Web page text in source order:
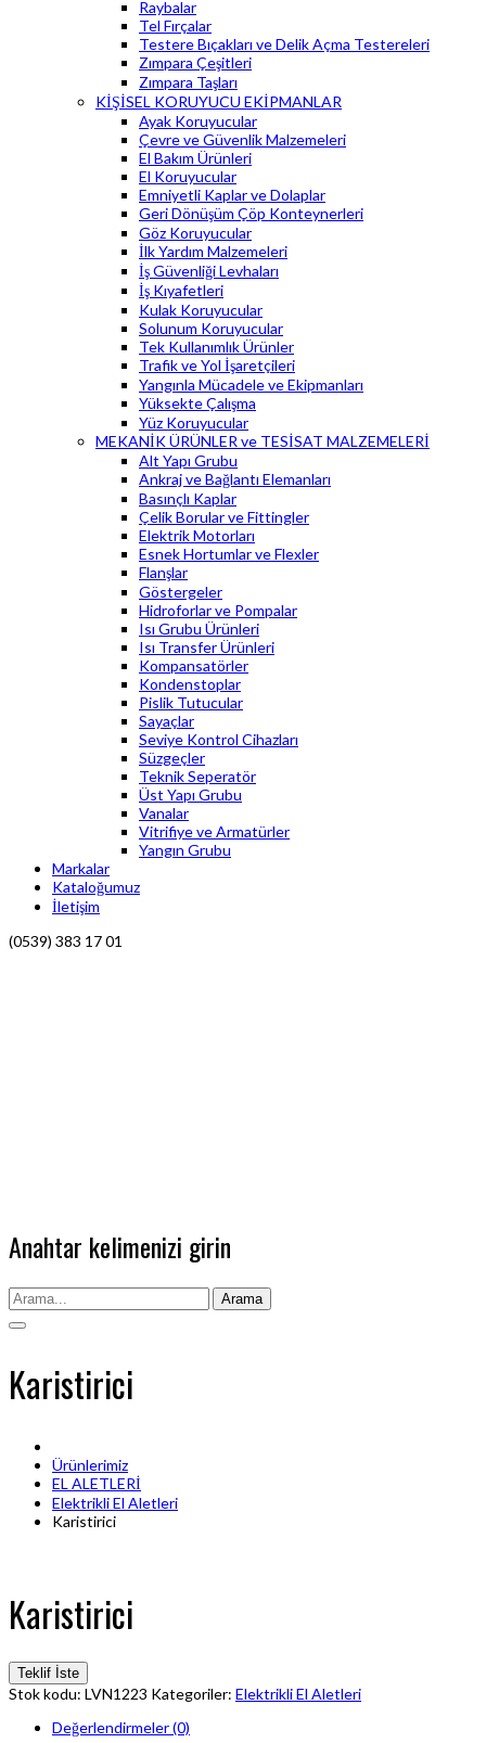
Raybalar
Tel Fırçalar
Testere Bıçakları ve Delik Açma Testereleri
Zımpara Çeşitleri
Zımpara Taşları
KİŞİSEL KORUYUCU EKİPMANLAR
Ayak Koruyucular
Çevre ve Güvenlik Malzemeleri
El Bakım Ürünleri
El Koruyucular
Emniyetli Kaplar ve Dolaplar
Geri Dönüşüm Çöp Konteynerleri
Göz Koruyucular
İlk Yardım Malzemeleri
İş Güvenliği Levhaları
İş Kıyafetleri
Kulak Koruyucular
Solunum Koruyucular
Tek Kullanımlık Ürünler
Trafik ve Yol İşaretçileri
Yangınla Mücadele ve Ekipmanları
Yüksekte Çalışma
Yüz Koruyucular
MEKANİK ÜRÜNLER ve TESİSAT MALZEMELERİ
Alt Yapı Grubu
Ankraj ve Bağlantı Elemanları
Basınçlı Kaplar
Çelik Borular ve Fittingler
Elektrik Motorları
Esnek Hortumlar ve Flexler
Flanşlar
Göstergeler
Hidroforlar ve Pompalar
Isı Grubu Ürünleri
Isı Transfer Ürünleri
Kompansatörler
Kondenstoplar
Pislik Tutucular
Sayaçlar
Seviye Kontrol Cihazları
Süzgeçler
Teknik Seperatör
Üst Yapı Grubu
Vanalar
Vitrifiye ve Armatürler
Yangın Grubu
Markalar
Kataloğumuz
İletişim
(0539) 383 17 01
Anahtar kelimenizi girin
Arama
Karistirici
Ürünlerimiz
EL ALETLERİ
Elektrikli El Aletleri
Karistirici
Karistirici
Teklif İste
Stok kodu: LVN1223 Kategoriler: Elektrikli El Aletleri
Değerlendirmeler (0)